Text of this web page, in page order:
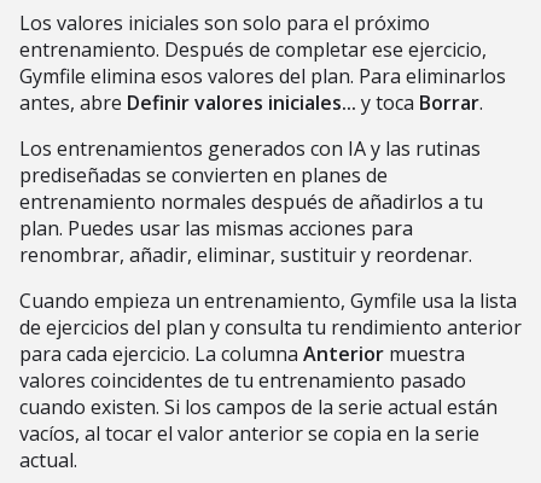
Los valores iniciales son solo para el próximo
entrenamiento. Después de completar ese ejercicio,
Gymfile elimina esos valores del plan. Para eliminarlos
antes, abre Definir valores iniciales... y toca Borrar.
Los entrenamientos generados con IA y las rutinas
prediseñadas se convierten en planes de
entrenamiento normales después de añadirlos a tu
plan. Puedes usar las mismas acciones para
renombrar, añadir, eliminar, sustituir y reordenar.
Cuando empieza un entrenamiento, Gymfile usa la lista
de ejercicios del plan y consulta tu rendimiento anterior
para cada ejercicio. La columna Anterior muestra
valores coincidentes de tu entrenamiento pasado
cuando existen. Si los campos de la serie actual están
vacíos, al tocar el valor anterior se copia en la serie
actual.